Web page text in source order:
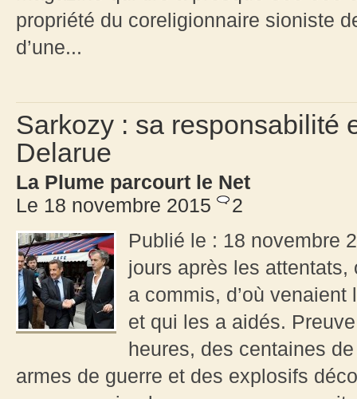
propriété du coreligionnaire sioniste
d’une...
Sarkozy : sa responsabilité
Delarue
La Plume parcourt le Net
Le 18 novembre 2015
2
Publié le : 18 novembre
jours après les
a commis, d’où
et qui les a aidés.
heures, des centaines
armes de guerre et des explosifs